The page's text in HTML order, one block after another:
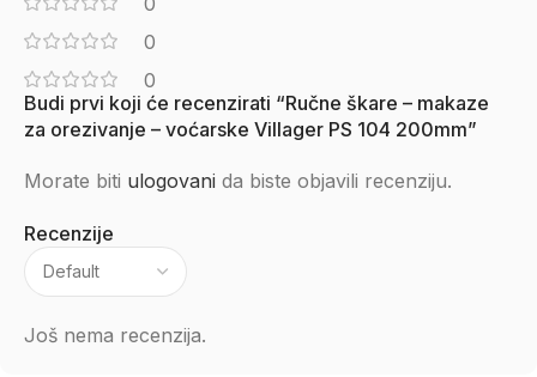
0
0
Recenzije
Još nema recenzija.
Budi prvi koji će recenzirati “Ručne škare – makaze
za orezivanje – voćarske Villager PS 104 200mm”
Morate biti ulogovani da biste objavili recenziju.